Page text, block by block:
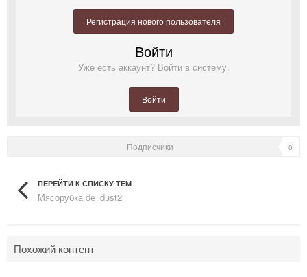
Регистрация нового пользователя
Войти
Уже есть аккаунт? Войти в систему.
Войти
Подписчики 0
ПЕРЕЙТИ К СПИСКУ ТЕМ
Мясорубка de_dust2
Похожий контент